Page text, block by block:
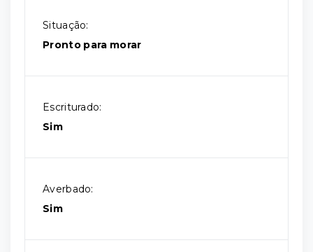
Situação:
Pronto para morar
Escriturado:
Sim
Averbado:
Sim